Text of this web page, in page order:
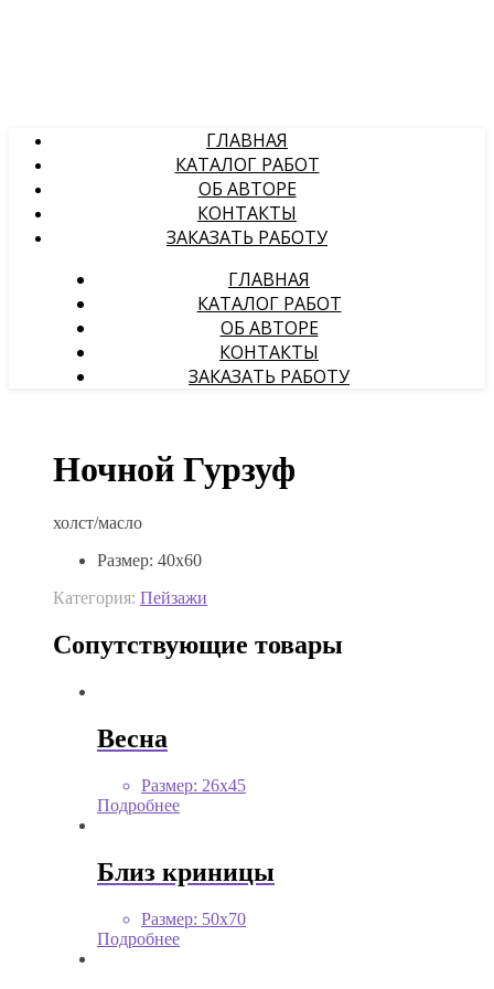
ГЛАВНАЯ
КАТАЛОГ РАБОТ
ОБ АВТОРЕ
КОНТАКТЫ
ЗАКАЗАТЬ РАБОТУ
ГЛАВНАЯ
КАТАЛОГ РАБОТ
ОБ АВТОРЕ
КОНТАКТЫ
ЗАКАЗАТЬ РАБОТУ
Ночной Гурзуф
холст/масло
Размер: 40х60
Категория: Пейзажи
Сопутствующие товары
Весна
Размер: 26х45
Подробнее
Близ криницы
Размер: 50х70
Подробнее